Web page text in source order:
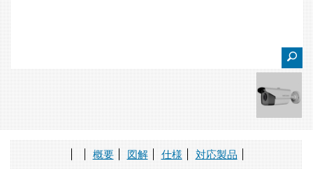
概要 図解 仕様 対応製品